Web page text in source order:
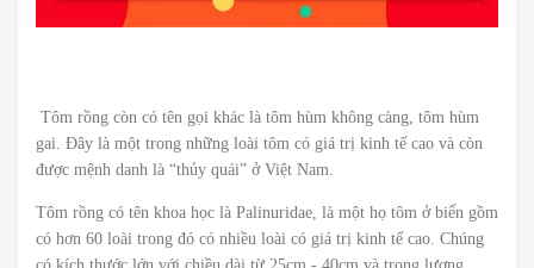
Tôm rồng còn có tên gọi khác là tôm hùm không càng, tôm hùm
gai. Đây là một trong những loài tôm có giá trị kinh tế cao và còn
được mệnh danh là “thủy quái” ở Việt Nam.
Tôm rồng có tên khoa học là Palinuridae, là một họ tôm ở biển gồm
có hơn 60 loài trong đó có nhiều loài có giá trị kinh tế cao. Chúng